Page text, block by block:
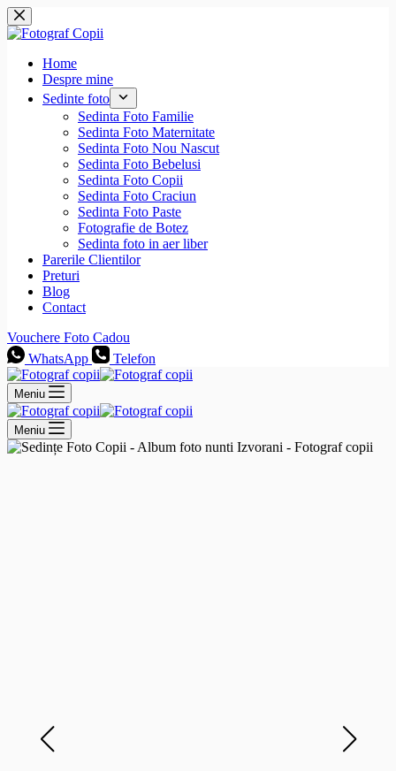
Sari
la
conținut
Home
Despre mine
Sedinte foto
Sedinta Foto Familie
Sedinta Foto Maternitate
Sedinta Foto Nou Nascut
Sedinta Foto Bebelusi
Sedinta Foto Copii
Sedinta Foto Craciun
Sedinta Foto Paste
Fotografie de Botez
Sedinta foto in aer liber
Parerile Clientilor
Preturi
Blog
Contact
Vouchere Foto Cadou
WhatsApp
Telefon
Meniu
Meniu